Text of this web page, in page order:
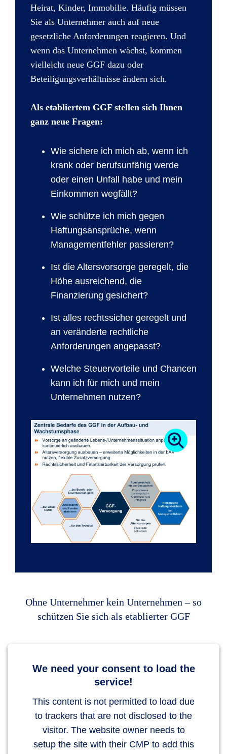
Heirat, Kinder, Immobilie. Häufig müssen
Sie als Unternehmer auch auf neue
gesetzliche Anforderungen reagieren. Und
wenn das Unternehmen wächst, kommen
vielleicht neue GGF dazu oder
Beteiligungsverhältnisse ändern sich.
Als etabliertem GGF stellen sich Ihnen
ganz neue Fragen:
Wie sichere ich mich ab, wenn ich
krank oder berufsunfähig werde
oder einen Unfall habe und mein
Einkommen wegfällt?
Wie schütze ich mich gegen
Haftungsansprüche, wenn
Managementfehler passieren?
Ist die Altersvorsorge geregelt, die
Höhe ausreichend, die
Finanzierung gesichert?
Ist alles rechtssicher geregelt und
an veränderte rechtliche
Anforderungen angepasst?
Welche Steuervorteile und Chancen
kann ich für mich und mein
Unternehmen nutzen?
Ohne Unternehmer kein Unternehmen – so
schützen Sie sich als etablierter GGF
We need your consent to load the
service!
This content is not permitted to load due
to trackers that are not disclosed to the
visitor. The website owner needs to
setup the site with their CMP to add this